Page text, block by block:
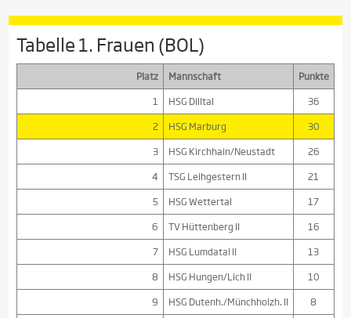
Tabelle 1. Frauen (BOL)
Platz Mannschaft
Punkte
1
HSG Dilltal
36
2
HSG Marburg
30
3
HSG Kirchhain/Neustadt
26
4
TSG Leihgestern II
21
5
HSG Wettertal
17
6
TV Hüttenberg II
16
7
HSG Lumdatal II
13
8
HSG Hungen/Lich II
10
9
HSG Dutenh./Münchholzh. II
8